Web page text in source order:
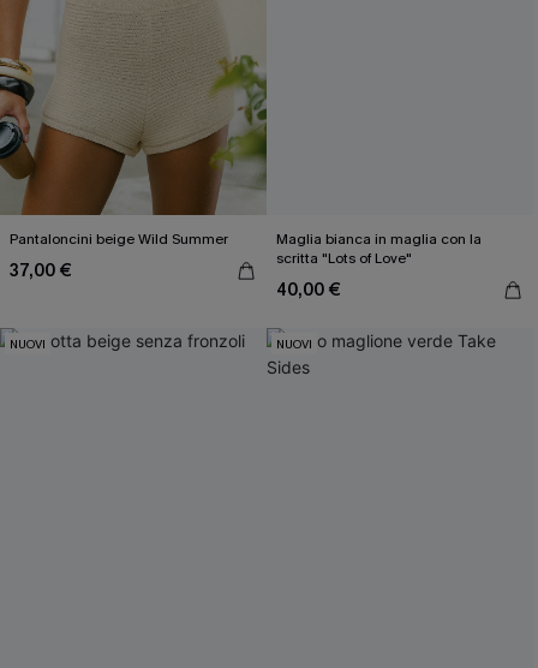
Pantaloncini beige Wild Summer
37,00 €
Maglia bianca in maglia con la
scritta "Lots of Love"
40,00 €
NUOVI NUOVI